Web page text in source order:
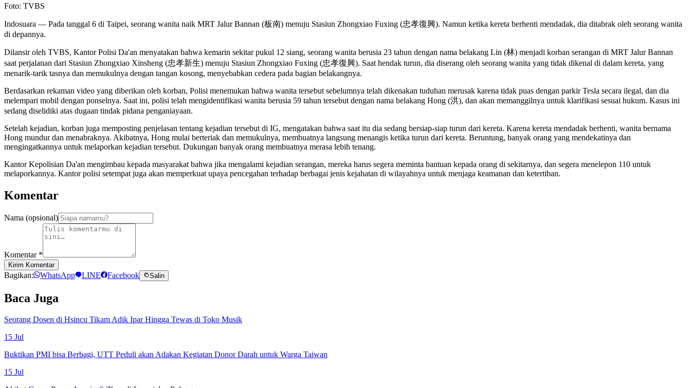
Foto: TVBS
Indosuara — Pada tanggal 6 di Taipei, seorang wanita naik MRT Jalur Bannan (板南) menuju Stasiun Zhongxiao Fuxing (忠孝復興). Namun ketika kereta berhenti mendadak, dia ditabrak oleh seorang wanita
di depannya.
Dilansir oleh TVBS, Kantor Polisi Da'an menyatakan bahwa kemarin sekitar pukul 12 siang, seorang wanita berusia 23 tahun dengan nama belakang Lin (林) menjadi korban serangan di MRT Jalur Bannan
saat perjalanan dari Stasiun Zhongxiao Xinsheng (忠孝新生) menuju Stasiun Zhongxiao Fuxing (忠孝復興). Saat hendak turun, dia diserang oleh seorang wanita yang tidak dikenal di dalam kereta, yang
menarik-tarik tasnya dan memukulnya dengan tangan kosong, menyebabkan cedera pada bagian belakangnya.
Berdasarkan rekaman video yang diberikan oleh korban, Polisi menemukan bahwa wanita tersebut sebelumnya telah dikenakan tuduhan merusak karena tidak puas dengan parkir Tesla secara ilegal, dan dia
melempari mobil dengan ponselnya. Saat ini, polisi telah mengidentifikasi wanita berusia 59 tahun tersebut dengan nama belakang Hong (洪), dan akan memanggilnya untuk klarifikasi sesuai hukum. Kasus ini
sedang diselidiki atas dugaan tindak pidana penganiayaan.
Setelah kejadian, korban juga memposting penjelasan tentang kejadian tersebut di IG, mengatakan bahwa saat itu dia sedang bersiap-siap turun dari kereta. Karena kereta mendadak berhenti, wanita bernama
Hong mundur dan menabraknya. Akibatnya, Hong mulai berteriak dan memukulnya, membuatnya langsung menangis ketika turun dari kereta. Beruntung, banyak orang yang mendekatinya dan
mengingatkannya untuk melaporkan kejadian tersebut. Dukungan banyak orang membuatnya merasa lebih tenang.
Kantor Kepolisian Da'an mengimbau kepada masyarakat bahwa jika mengalami kejadian serangan, mereka harus segera meminta bantuan kepada orang di sekitarnya, dan segera menelepon 110 untuk
melaporkannya. Kantor polisi setempat juga akan memperkuat upaya pencegahan terhadap berbagai jenis kejahatan di wilayahnya untuk menjaga keamanan dan ketertiban.
Komentar
Nama (opsional)
Komentar *
Kirim Komentar
Bagikan: WhatsApp LINE Facebook Salin
Baca Juga
Seorang Dosen di Hsincu Tikam Adik Ipar Hingga Tewas di Toko Musik
15 Jul
Buktikan PMI bisa Berbagi, UTT Peduli akan Adakan Kegiatan Donor Darah untuk Warga Taiwan
15 Jul